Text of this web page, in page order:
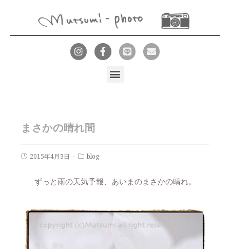
まさかの晴れ間
2015年4月3日 blog
ずっと雨の天気予報、あいまのまさかの晴れ。